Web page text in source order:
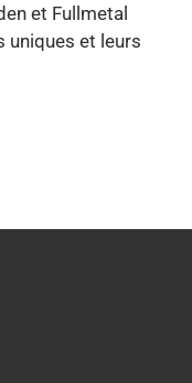
et Fullmetal
uniques et leurs